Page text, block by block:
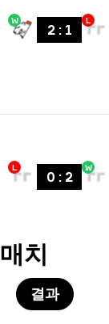
W
2: 1
L
L
0 : 2
W
매치
결과